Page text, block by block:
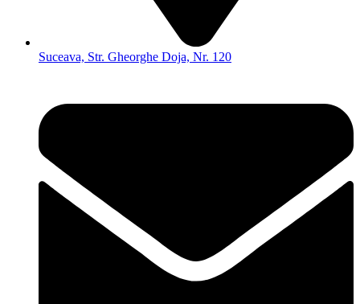
Suceava, Str. Gheorghe Doja, Nr. 120